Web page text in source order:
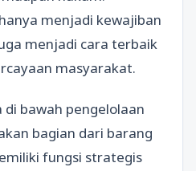
menjadi kewajiban
menjadi cara terbaik
masyarakat.
di bawah pengelolaan
bagian dari barang
fungsi strategis